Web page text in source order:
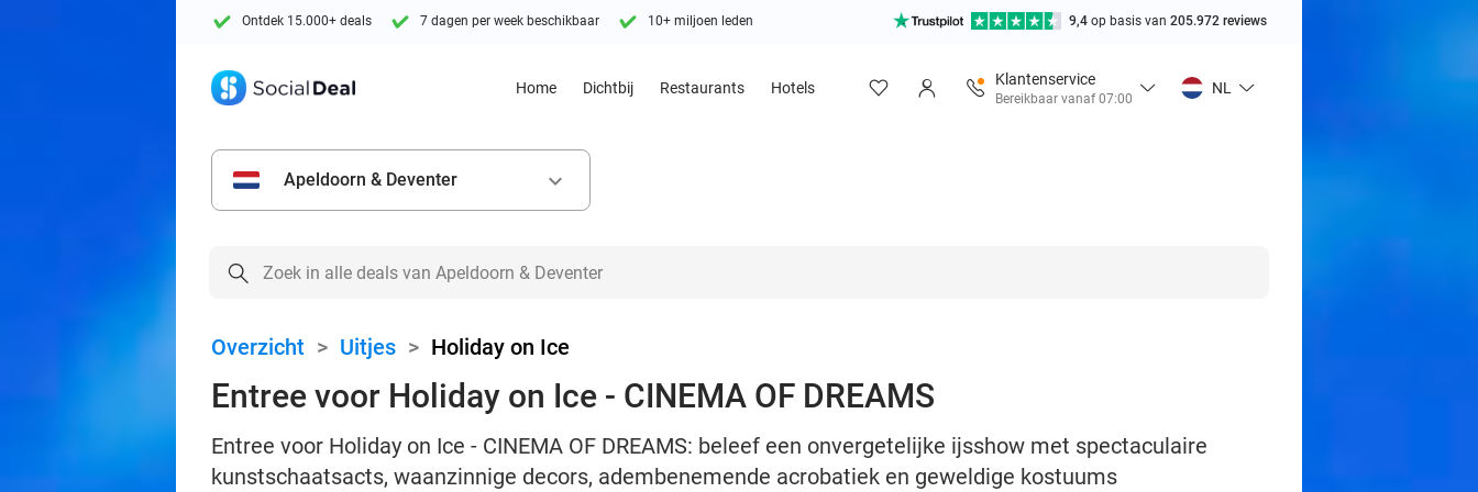
Ontdek 15.000+ deals 7 dagen per week beschikbaar 10+ miljoen leden 9,4 op basis van 205.972 reviews
Home Dichtbij Restaurants Hotels
Klantenservice
Bereikbaar vanaf 07:00
NL
Apeldoorn & Deventer keyboard_arrow_down
Overzicht > Uitjes > Holiday on Ice
Entree voor Holiday on Ice - CINEMA OF DREAMS
Entree voor Holiday on Ice - CINEMA OF DREAMS: beleef een onvergetelijke ijsshow met spectaculaire
kunstschaatsacts, waanzinnige decors, adembenemende acrobatiek en geweldige kostuums